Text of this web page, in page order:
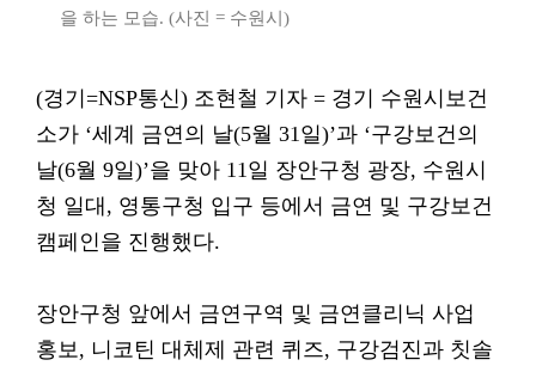
을 하는 모습. (사진 = 수원시)
(경기=NSP통신) 조현철 기자 = 경기 수원시보건
소가 ‘세계 금연의 날(5월 31일)’과 ‘구강보건의
날(6월 9일)’을 맞아 11일 장안구청 광장, 수원시
청 일대, 영통구청 입구 등에서 금연 및 구강보건
캠페인을 진행했다.
장안구청 앞에서 금연구역 및 금연클리닉 사업
홍보, 니코틴 대체제 관련 퀴즈, 구강검진과 칫솔